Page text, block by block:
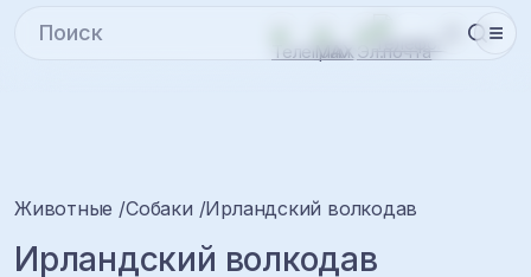
Животные Собаки Ирландский волкодав
Ирландский волкодав